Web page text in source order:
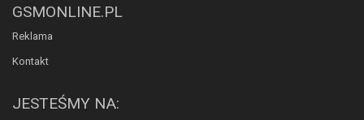
GSMONLINE.PL
Reklama
Kontakt
JESTEŚMY NA: